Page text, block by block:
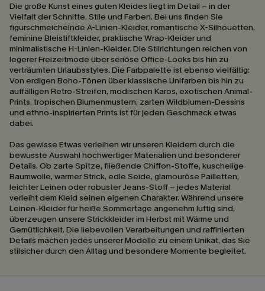
Die große Kunst eines guten Kleides liegt im Detail – in der
Vielfalt der Schnitte, Stile und Farben. Bei uns finden Sie
figurschmeichelnde A-Linien-Kleider, romantische X-Silhouetten,
feminine Bleistiftkleider, praktische Wrap-Kleider und
minimalistische H-Linien-Kleider. Die Stilrichtungen reichen von
legerer Freizeitmode über seriöse Office-Looks bis hin zu
verträumten Urlaubsstyles. Die Farbpalette ist ebenso vielfältig:
Von erdigen Boho-Tönen über klassische Unifarben bis hin zu
auffälligen Retro-Streifen, modischen Karos, exotischen Animal-
Prints, tropischen Blumenmustern, zarten Wildblumen-Dessins
und ethno-inspirierten Prints ist für jeden Geschmack etwas
dabei.
Das gewisse Etwas verleihen wir unseren Kleidern durch die
bewusste Auswahl hochwertiger Materialien und besonderer
Details. Ob zarte Spitze, fließende Chiffon-Stoffe, kuschelige
Baumwolle, warmer Strick, edle Seide, glamouröse Pailletten,
leichter Leinen oder robuster Jeans-Stoff – jedes Material
verleiht dem Kleid seinen eigenen Charakter. Während unsere
Leinen-Kleider für heiße Sommertage angenehm luftig sind,
überzeugen unsere Strickkleider im Herbst mit Wärme und
Gemütlichkeit. Die liebevollen Verarbeitungen und raffinierten
Details machen jedes unserer Modelle zu einem Unikat, das Sie
stilsicher durch den Alltag und besondere Momente begleitet.